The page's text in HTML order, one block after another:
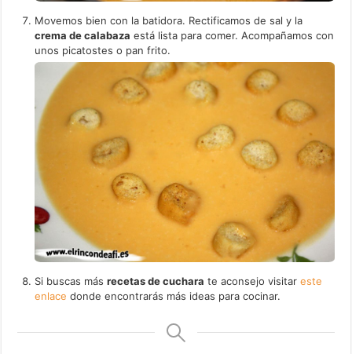
Movemos bien con la batidora. Rectificamos de sal y la
crema de calabaza está lista para comer. Acompañamos con
unos picatostes o pan frito.
Si buscas másrecetas de cuchara te aconsejo visitareste
enlace donde encontrarás más ideas para cocinar.